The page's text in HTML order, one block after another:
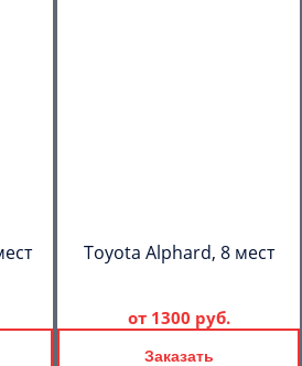
Toyota Alphard, 8 мест
от 1300 руб.
Заказать